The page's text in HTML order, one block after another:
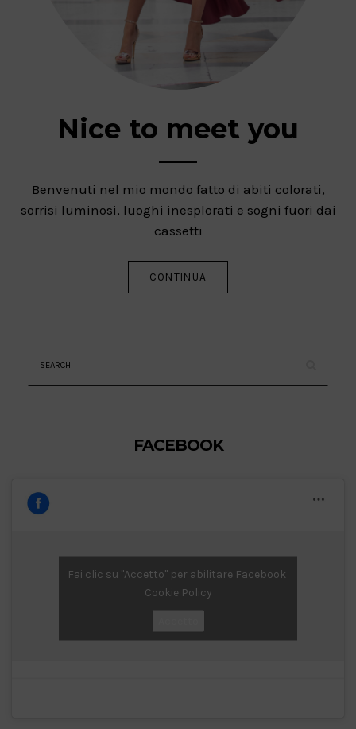
Nice to meet you
Benvenuti nel mio mondo fatto di abiti colorati,
sorrisi luminosi, luoghi inesplorati e sogni fuori dai
cassetti
CONTINUA
FACEBOOK
Fai clic su "Accetto" per abilitare Facebook
Cookie Policy